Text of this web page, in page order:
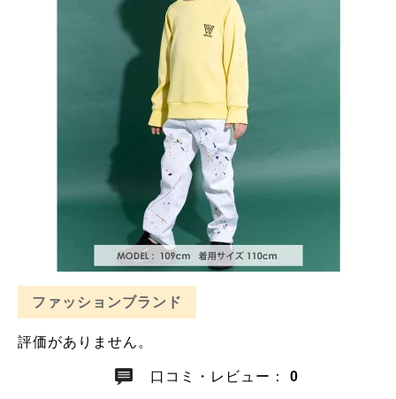
ファッションブランド
評価がありません。
口コミ・レビュー： 0